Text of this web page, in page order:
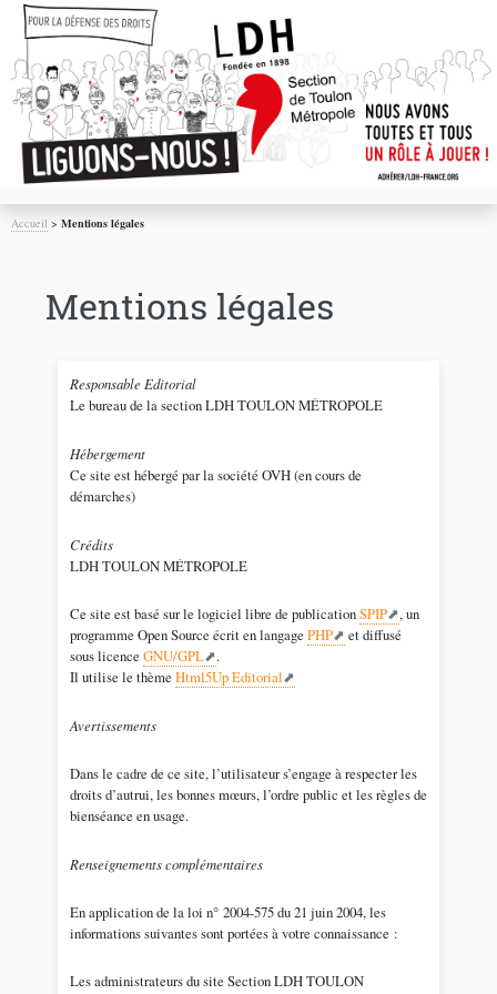
Accueil >Mentions légales
Mentions légales
Responsable Editorial
Le bureau de la section LDH TOULON MÉTROPOLE
Hébergement
Ce site est hébergé par la société OVH (en cours de
démarches)
Crédits
LDH TOULON MÉTROPOLE
Ce site est basé sur le logiciel libre de publicationSPIP
, un
programme Open Source écrit en langage PHP
et diffusé
sous licence GNU/GPL
.
Il utilise le thème Html5Up Editorial
Avertissements
Dans le cadre de ce site, l’utilisateur s’engage à respecter les
droits d’autrui, les bonnes mœurs, l’ordre public et les règles de
bienséance en usage.
Renseignements complémentaires
En application de la loi n° 2004-575 du 21 juin 2004, les
informations suivantes sont portées à votre connaissance :
Les administrateurs du site Section LDH TOULON